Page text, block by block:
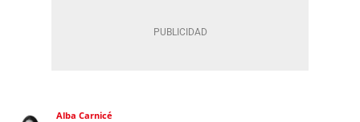
Alba Carnicé